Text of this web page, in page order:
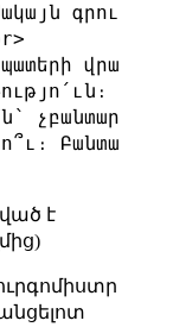
գրում
վրա։
է